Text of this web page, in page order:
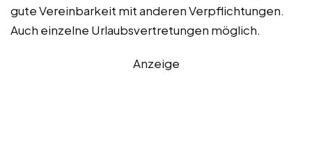
gute Vereinbarkeit mit anderen Verpflichtungen.
Auch einzelne Urlaubsvertretungen möglich.
Anzeige